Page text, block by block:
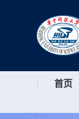
首页